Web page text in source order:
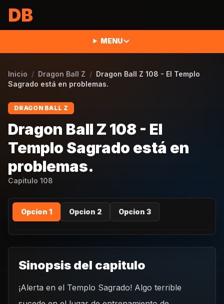
DB
MENU
Inicio / Dragon Ball Z / Dragon Ball Z 108 - El Templo
Sagrado está en problemas.
DRAGON BALL Z
Dragon Ball Z 108 - El
Templo Sagrado está en
problemas.
Capitulo 108
Opcion 1 Opcion 2 Opcion 3
REPRODUCIR CAPITULO
Sinopsis del capitulo
¡Alerta en el Templo Sagrado! Algo terrible